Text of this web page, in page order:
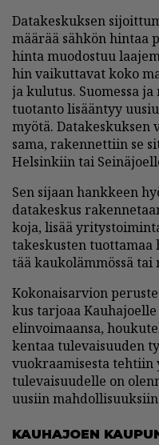
Da­ta­kes­kuk­sen
mää­rää säh­kön hin­taa
hin­ta muo­dos­tuu
hin vai­kut­ta­vat koko
ja ku­lu­tus. Suo­mes­sa
tuo­tan­to li­sään­tyy
myö­tä. Da­ta­kes­kuk­sen
sama, ra­ken­net­tiin se
Hel­sin­kiin tai
Sen si­jaan hank­keen
da­ta­kes­kus
ko­ja, li­sää
ta­kes­kus­ten
tää kau­ko­läm­mös­sä tai
Ko­ko­nai­sar­vi­on
kus tar­jo­aa
elin­voi­maan­sa,
ken­taa tu­le­vai­suu­den
vuok­raa­mi­ses­ta teh­tiin
tu­le­vai­suu­del­le on
uu­siin
KAU­HA­JO­EN